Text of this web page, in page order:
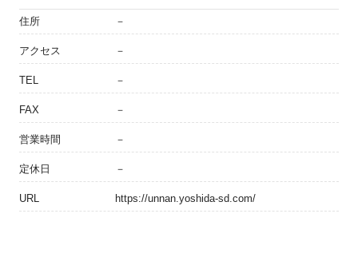
住所 －
アクセス －
TEL －
FAX －
営業時間 －
定休日 －
URL https://unnan.yoshida-sd.com/